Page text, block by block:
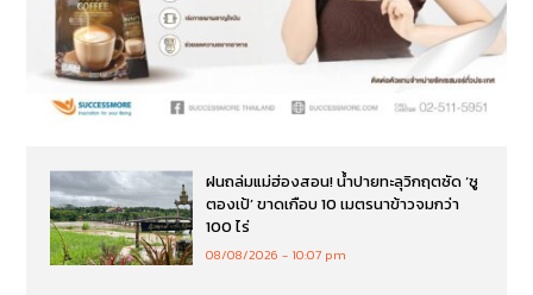
ฝนถล่มแม่ฮ่องสอน! น้ำปายทะลุวิกฤตซัด ‘ซู
ตองเป้’ ขาดเกือบ 10 เมตรนาข้าวจมกว่า
100 ไร่
08/08/2026 10:07 pm